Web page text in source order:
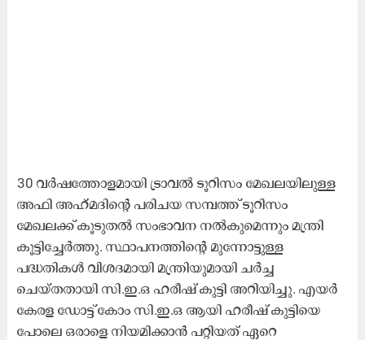
30 വർഷത്തോളമായി ട്രാവൽ ടൂറിസം മേഖലയിലുള്ള
അഫി അഹ്‌മദിന്‍റെ പരിചയ സമ്പത്ത്​ ടൂറിസം
മേഖലക്ക് കൂടുതൽ സംഭാവന നൽകുമെന്നും മന്ത്രി
കൂട്ടിച്ചേർത്തു. സ്ഥാപനത്തിന്‍റെ മുന്നോട്ടുള്ള
പദ്ധതികൾ വിശദമായി മന്ത്രിയുമായി ചർച്ച
ചെയ്തതായി സി.ഇ.ഒ ഹരീഷ് കുട്ടി അറിയിച്ചു. എയർ
കേരള ഡോട്ട് കോം സി.ഇ.ഒ ആയി ഹരീഷ് കുട്ടിയെ
പോലെ ഒരാളെ നിയമിക്കാൻ പറ്റിയത് ഏറെ